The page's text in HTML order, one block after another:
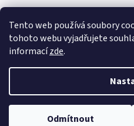
Tento web používá soubory
tohoto webu vyjadřujete
informacízde.
Odmítnout
Hmotnost
0.04 kg
Copyright 2026 .